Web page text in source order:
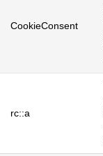
CookieConsent
rc::a